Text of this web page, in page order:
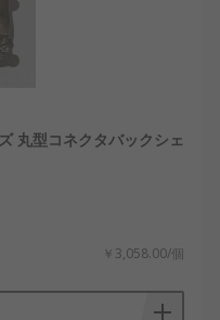
型コネクタバックシェ
￥3,058.00/個